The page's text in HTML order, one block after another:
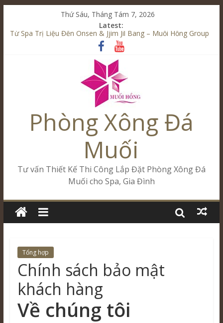
Thứ Sáu, Tháng Tám 7, 2026
Latest:
Từ Spa Trị Liệu Đến Onsen & Jjim Jil Bang – Muối Hồng Group
Kết Hợp Onsen & Jjim Jil Bang Trong Mô Hình Spa – Muối
Cham Riverside Onsen & Jjim Jil Bang Đà Nẵng Muối Hồng
Spa Jjim Jil Bang Kết Hợp Onsen – Kinh Doanh Chuẩn Sao –
Tăng Doanh Số Kinh Doanh Lắp Đặt Onsen & Jjim Jil Bang –
Muối Hồng Group
Phòng Xông Đá
Muối
Tư vấn Thiết Kế Thi Công Lắp Đặt Phòng Xông Đá
Muối cho Spa, Gia Đình
Tổng hợp
Chính sách bảo mật
khách hàng
Về chúng tôi